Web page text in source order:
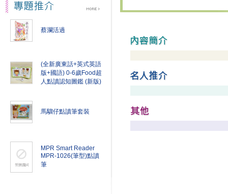
蔡瀾活過
(全新廣東話+英式英語
版+國語) 0-6歲Food超
人點讀認知圖鑑 (新版)
馬騮仔點讀筆套裝
MPR Smart Reader
MPR-1026(筆型)點讀
筆